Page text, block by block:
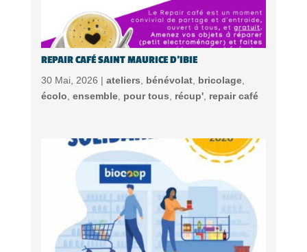
REPAIR CAFÉ SAINT MAURICE D’IBIE
30 Mai, 2026 | ateliers bénévolat, bricolage,
écolo ensemble, pour tous récup', repair café